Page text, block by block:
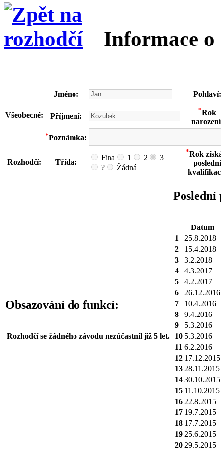
Informace
Všeobecné:
Jméno: Pohlaví:
Příjmení:
*Rok
*Poznámka:
Rozhodčí: Třída:
Fina 1 2
3
?
Žádná
*Rok
poslední
Obsazování do funkcí:
Rozhodčí se žádného závodu nezúčastnil již 5 let.
Poslední
Datum
1
25.8.2018
2
15.4.2018
3
3.2.2018
4
4.3.2017
5
4.2.2017
6
26.12.2016
7
10.4.2016
8
9.4.2016
9
5.3.2016
10 5.3.2016
11 6.2.2016
12 17.12.2015
13 28.11.2015
14 30.10.2015
15 11.10.2015
16 22.8.2015
17 19.7.2015
18 17.7.2015
19 25.6.2015
20 29.5.2015